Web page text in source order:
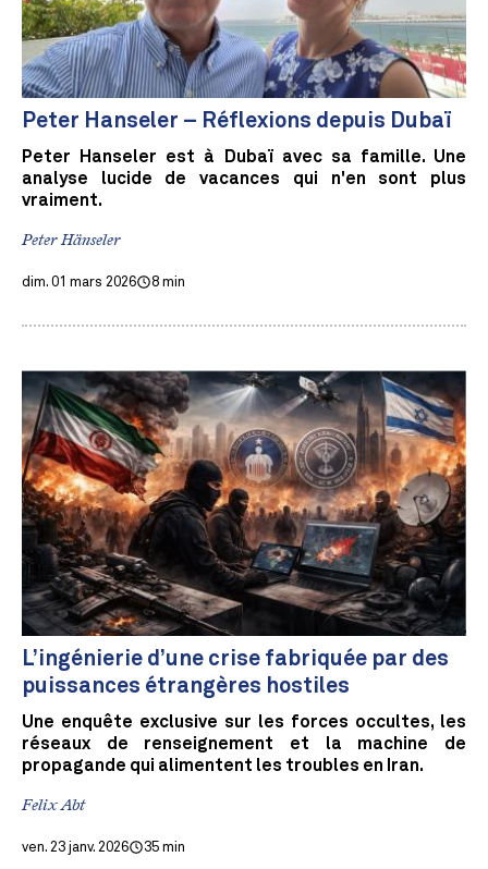
Peter Hanseler – Réflexions depuis Dubaï
Peter Hanseler est à Dubaï avec sa famille. Une
analyse lucide de vacances qui n'en sont plus
vraiment.
Peter Hänseler
dim. 01 mars 2026 8 min
L’ingénierie d’une crise fabriquée par des
puissances étrangères hostiles
Une enquête exclusive sur les forces occultes, les
réseaux de renseignement et la machine de
propagande qui alimentent les troubles en Iran.
Felix Abt
ven. 23 janv. 2026 35 min